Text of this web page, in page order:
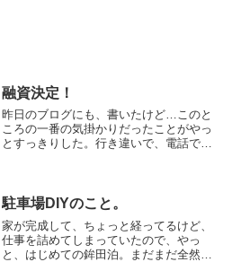
融資決定！
昨日のブログにも、書いたけど…このと
ころの一番の気掛かりだったことがやっ
とすっきりした。行き違いで、電話で先
後には今の家（みなし仮...
駐車場DIYのこと。
家が完成して、ちょっと経ってるけど、
仕事を詰めてしまっていたので、やっ
と、はじめての鉾田泊。まだまだ全然片